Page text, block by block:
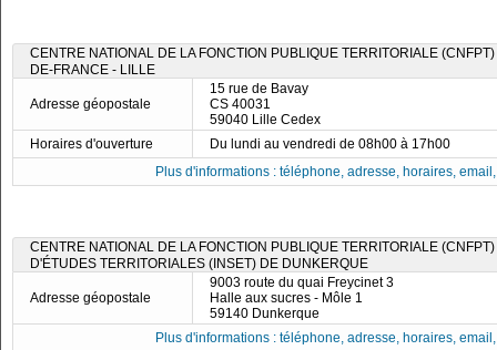
CENTRE NATIONAL DE LA FONCTION PUBLIQUE TERRITORIALE
DE-FRANCE - LILLE
Adresse géopostale
15 rue de Bavay
CS 40031
59040 Lille Cedex
Horaires d'ouverture
Du lundi au vendredi de 08h00 à 17h00
Plus d'informations : téléphone, adresse, horaires,
CENTRE NATIONAL DE LA FONCTION PUBLIQUE TERRITORIALE
D'ÉTUDES TERRITORIALES (INSET) DE DUNKERQUE
Adresse géopostale
9003 route du quai Freycinet 3
Halle aux sucres - Môle 1
59140 Dunkerque
Plus d'informations : téléphone, adresse, horaires,